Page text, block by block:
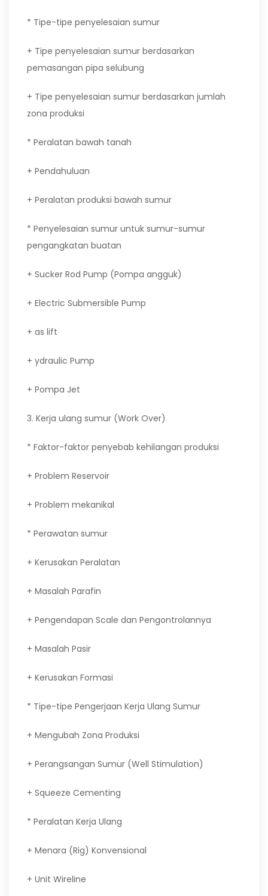
* Tipe-tipe penyelesaian sumur
+ Tipe penyelesaian sumur berdasarkan
pemasangan pipa selubung
+ Tipe penyelesaian sumur berdasarkan jumlah
zona produksi
* Peralatan bawah tanah
+ Pendahuluan
+ Peralatan produksi bawah sumur
* Penyelesaian sumur untuk sumur-sumur
pengangkatan buatan
+ Sucker Rod Pump (Pompa angguk)
+ Electric Submersible Pump
+ as lift
+ ydraulic Pump
+ Pompa Jet
3. Kerja ulang sumur (Work Over)
* Faktor-faktor penyebab kehilangan produksi
+ Problem Reservoir
+ Problem mekanikal
* Perawatan sumur
+ Kerusakan Peralatan
+ Masalah Parafin
+ Pengendapan Scale dan Pengontrolannya
+ Masalah Pasir
+ Kerusakan Formasi
* Tipe-tipe Pengerjaan Kerja Ulang Sumur
+ Mengubah Zona Produksi
+ Perangsangan Sumur (Well Stimulation)
+ Squeeze Cementing
* Peralatan Kerja Ulang
+ Menara (Rig) Konvensional
+ Unit Wireline